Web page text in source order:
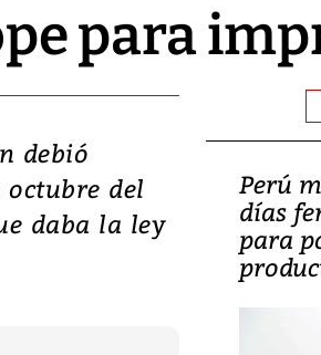
para
debió
octubre del
daba la ley
lanza su
con
de inversión
educación y
Perú
días
para